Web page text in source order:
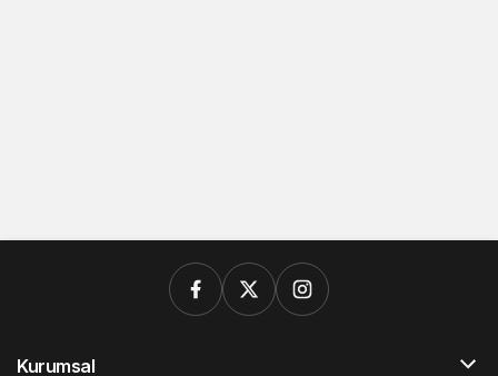
Kurumsal